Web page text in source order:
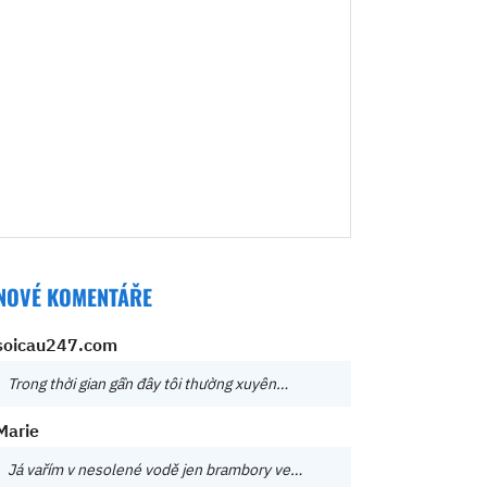
KOMENTÁŘE
Trong thời gian gần đây tôi thường xuyên…
Já vařím v nesolené vodě jen brambory ve…